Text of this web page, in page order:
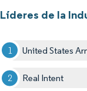
Líderes de la
United States
Real Intent